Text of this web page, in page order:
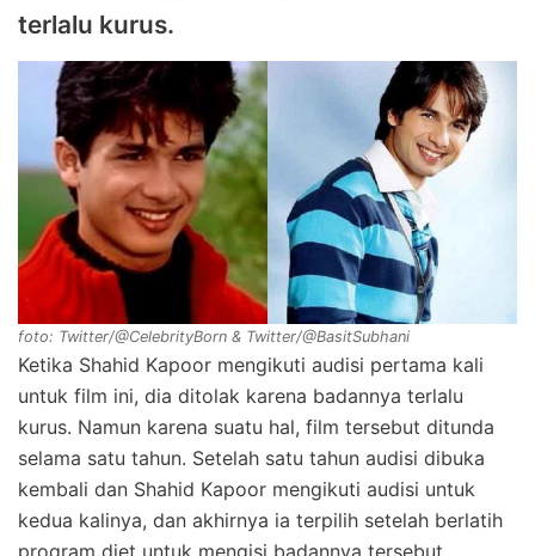
terlalu kurus.
foto: Twitter/@CelebrityBorn & Twitter/@BasitSubhani
Ketika Shahid Kapoor mengikuti audisi pertama kali
untuk film ini, dia ditolak karena badannya terlalu
kurus. Namun karena suatu hal, film tersebut ditunda
selama satu tahun. Setelah satu tahun audisi dibuka
kembali dan Shahid Kapoor mengikuti audisi untuk
kedua kalinya, dan akhirnya ia terpilih setelah berlatih
program diet untuk mengisi badannya tersebut.